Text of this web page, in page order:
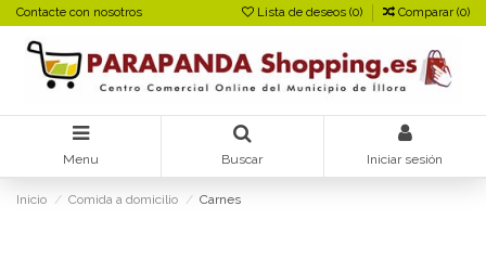
Contacte con nosotros Lista de deseos (0) Comparar (0)
Menu Buscar Iniciar sesión
Inicio Comida a domicilio Carnes